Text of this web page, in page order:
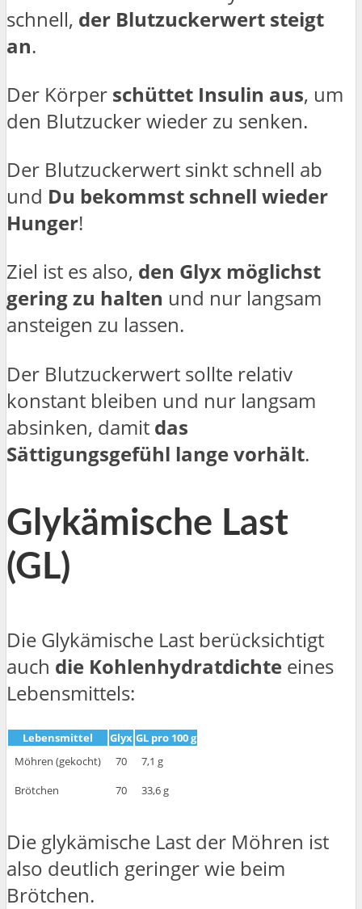
schnell, der Blutzuckerwert steigt
an.
Der Körper schüttet Insulin aus, um
den Blutzucker wieder zu senken.
Der Blutzuckerwert sinkt schnell ab
und Du bekommst schnell wieder
Hunger!
Ziel ist es also, den Glyx möglichst
gering zu halten und nur langsam
ansteigen zu lassen.
Der Blutzuckerwert sollte relativ
konstant bleiben und nur langsam
absinken, damit das
Sättigungsgefühl lange vorhält.
Glykämische Last
(GL)
Die Glykämische Last berücksichtigt
auch die Kohlenhydratdichte eines
Lebensmittels:
Lebensmittel Glyx GL pro 100 g
Möhren (gekocht)
70
7,1 g
Brötchen
70 33,6 g
Die glykämische Last der Möhren ist
also deutlich geringer wie beim
Brötchen.